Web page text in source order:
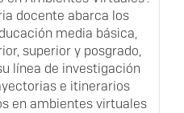
docente abarca los
media básica,
superior y posgrado,
línea de investigación
e itinerarios
en ambientes virtuales